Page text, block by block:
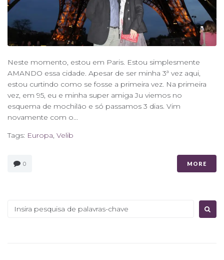
Neste momento, estou em Paris. Estou simplesmente
AMANDO essa cidade. Apesar de ser minha 3ª vez aqui,
estou curtindo como se fosse a primeira vez. Na primeira
vez, em 95, eu e minha super amiga Ju viemos no
esquema de mochilão e só passamos 3 dias. Vim
novamente com o...
Tags: Europa, Velib
0 MORE
Procurar: